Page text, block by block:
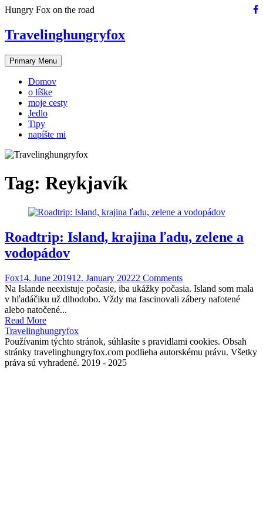
Skip
content
Hungry Fox on the road
Travelinghungryfox
Primary Menu
Domov
o líške
moje cesty
Jedlo
Tipy
napíšte mi
Tag: Reykjavík
Roadtrip: Island, krajina ľadu, zelene a
vodopádov
Fox14. June 201912. January 20222 Comments
Na Islande neexistuje počasie, iba ukážky počasia. Island som mala
v hľadáčiku už dlhodobo. Vždy ma fascinovali zábery nafotené
alebo natočené...
Read More
Travelinghungryfox
Používanim týchto stránok, súhlasíte s pravidlami cookies. Obsah
stránky travelinghungryfox.com podlieha autorskému právu. Všetky
práva sú vyhradené. 2019 - 2025